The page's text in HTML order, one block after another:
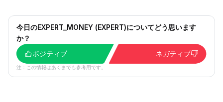
今日のEXPERT_MONEY (EXPERT)についてどう思います
か？
ポジティブ
ネガティブ
注：この情報はあくまでも参考用です。